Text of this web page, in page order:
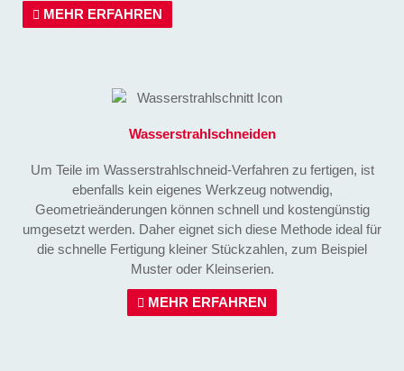
MEHR ERFAHREN
Wasserstrahl­schneiden
Um Teile im Wasserstrahlschneid-Verfahren zu fertigen, ist
ebenfalls kein eigenes Werkzeug notwendig,
Geometrieänderungen können schnell und kostengünstig
umgesetzt werden. Daher eignet sich diese Methode ideal für
die schnelle Fertigung kleiner Stückzahlen, zum Beispiel
Muster oder Kleinserien.
MEHR ERFAHREN